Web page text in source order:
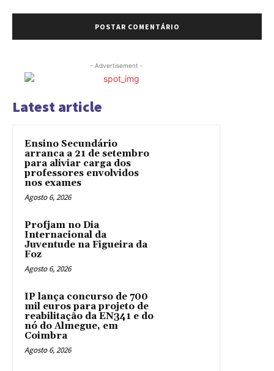
- Advertisement -
Latest article
Ensino Secundário
arranca a 21 de setembro
para aliviar carga dos
professores envolvidos
nos exames
Agosto 6, 2026
Profjam no Dia
Internacional da
Juventude na Figueira da
Foz
Agosto 6, 2026
IP lança concurso de 700
mil euros para projeto de
reabilitação da EN341 e do
nó do Almegue, em
Coimbra
Agosto 6, 2026